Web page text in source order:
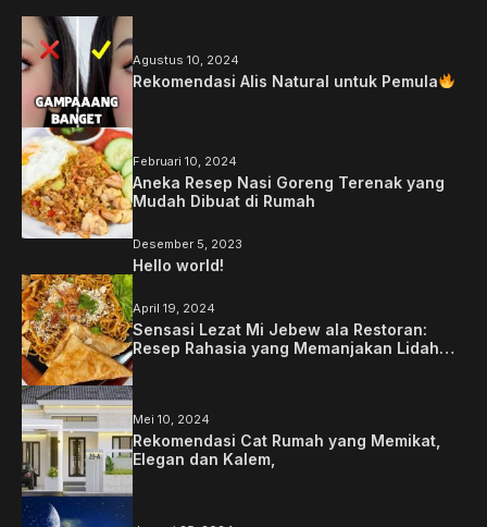
Agustus 10, 2024
Rekomendasi Alis Natural untuk Pemula
Februari 10, 2024
Aneka Resep Nasi Goreng Terenak yang
Mudah Dibuat di Rumah
Desember 5, 2023
Hello world!
April 19, 2024
Sensasi Lezat Mi Jebew ala Restoran:
Resep Rahasia yang Memanjakan Lidah
Mei 10, 2024
Rekomendasi Cat Rumah yang Memikat,
Elegan dan Kalem,